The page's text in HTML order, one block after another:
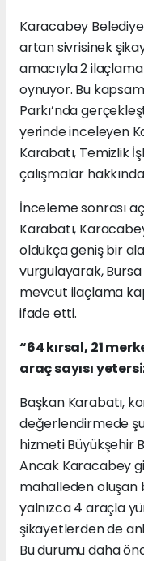
Karacabey
artan sivrisinek
amacıyla 2
oynuyor. Bu
Parkı’nda
yerinde inceleyen
Karabatı, Temizlik
çalışmalar
İnceleme sonrası
Karabatı,
oldukça geniş bir
vurgulayarak, Bursa
mevcut ilaçlama
ifade etti.
“64 kırsal, 21
araç sayısı
Başkan Karabatı,
değerlendirmede
hizmeti Büyükşehir
Ancak Karacabey
mahalleden oluşan
yalnızca 4 araçla
şikayetlerden de
Bu durumu daha